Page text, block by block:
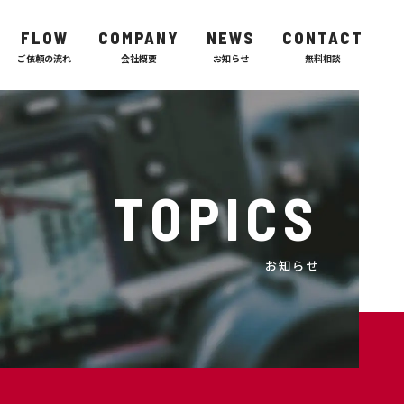
FLOW COMPANY NEWS CONTACT
TOPICS
お知らせ